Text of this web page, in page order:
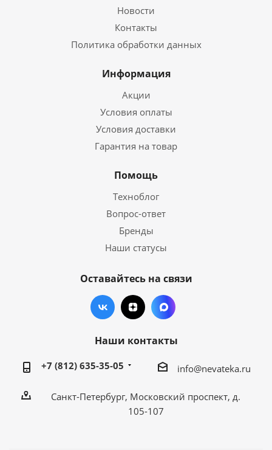
Новости
Контакты
Политика обработки данных
Информация
Акции
Условия оплаты
Условия доставки
Гарантия на товар
Помощь
Техноблог
Вопрос-ответ
Бренды
Наши статусы
Оставайтесь на связи
Наши контакты
+7 (812) 635-35-05 info@nevateka.ru
Санкт-Петербург, Московский проспект, д.
105-107